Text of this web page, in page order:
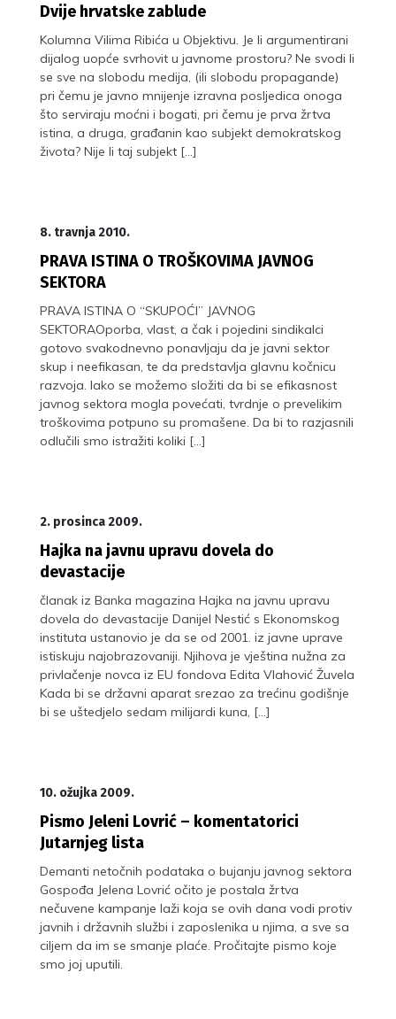
Dvije hrvatske zablude
Kolumna Vilima Ribića u Objektivu. Je li argumentirani
dijalog uopće svrhovit u javnome prostoru? Ne svodi li
se sve na slobodu medija, (ili slobodu propagande)
pri čemu je javno mnijenje izravna posljedica onoga
što serviraju moćni i bogati, pri čemu je prva žrtva
istina, a druga, građanin kao subjekt demokratskog
života? Nije li taj subjekt […]
8. travnja 2010.
PRAVA ISTINA O TROŠKOVIMA JAVNOG
SEKTORA
PRAVA ISTINA O “SKUPOĆI” JAVNOG
SEKTORAOporba, vlast, a čak i pojedini sindikalci
gotovo svakodnevno ponavljaju da je javni sektor
skup i neefikasan, te da predstavlja glavnu kočnicu
razvoja. Iako se možemo složiti da bi se efikasnost
javnog sektora mogla povećati, tvrdnje o prevelikim
troškovima potpuno su promašene. Da bi to razjasnili
odlučili smo istražiti koliki […]
2. prosinca 2009.
Hajka na javnu upravu dovela do
devastacije
članak iz Banka magazina Hajka na javnu upravu
dovela do devastacije Danijel Nestić s Ekonomskog
instituta ustanovio je da se od 2001. iz javne uprave
istiskuju najobrazovaniji. Njihova je vještina nužna za
privlačenje novca iz EU fondova Edita Vlahović Žuvela
Kada bi se državni aparat srezao za trećinu godišnje
bi se uštedjelo sedam milijardi kuna, […]
10. ožujka 2009.
Pismo Jeleni Lovrić – komentatorici
Jutarnjeg lista
Demanti netočnih podataka o bujanju javnog sektora
Gospođa Jelena Lovrić očito je postala žrtva
nečuvene kampanje laži koja se ovih dana vodi protiv
javnih i državnih službi i zaposlenika u njima, a sve sa
ciljem da im se smanje plaće. Pročitajte pismo koje
smo joj uputili.